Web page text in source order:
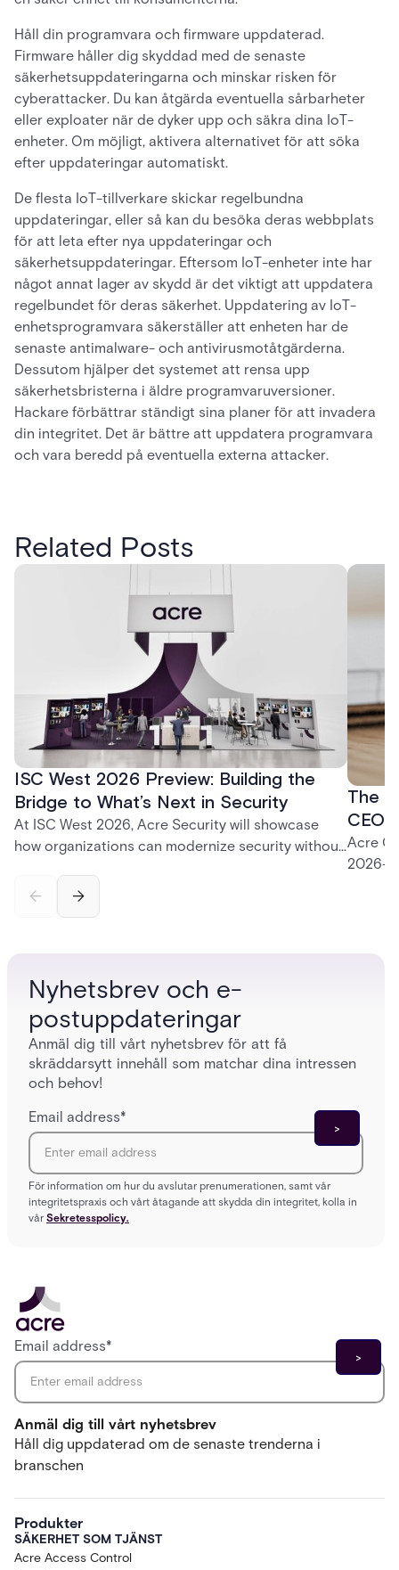
Håll din programvara och firmware uppdaterad.
Firmware håller dig skyddad med de senaste
säkerhetsuppdateringarna och minskar risken för
cyberattacker. Du kan åtgärda eventuella sårbarheter
eller exploater när de dyker upp och säkra dina IoT-
enheter. Om möjligt, aktivera alternativet för att söka
efter uppdateringar automatiskt.
De flesta IoT-tillverkare skickar regelbundna
uppdateringar, eller så kan du besöka deras webbplats
för att leta efter nya uppdateringar och
säkerhetsuppdateringar. Eftersom IoT-enheter inte har
något annat lager av skydd är det viktigt att uppdatera
regelbundet för deras säkerhet. Uppdatering av IoT-
enhetsprogramvara säkerställer att enheten har de
senaste antimalware- och antivirusmotåtgärderna.
Dessutom hjälper det systemet att rensa upp
säkerhetsbristerna i äldre programvaruversioner.
Hackare förbättrar ständigt sina planer för att invadera
din integritet. Det är bättre att uppdatera programvara
och vara beredd på eventuella externa attacker.
Related Posts
ISC West 2026 Preview: Building the
Bridge to What’s Next in Security
At ISC West 2026, Acre Security will showcase
how organizations can modernize security without
the unified One Acre ecosystem, Acre Bridge
creates a practical path between today’s systems
The
CEO
Acre
Nyhetsbrev och e-
postuppdateringar
Anmäl dig till vårt nyhetsbrev för att få
skräddarsytt innehåll som matchar dina intressen
och behov!
Email address*
För information om hur du avslutar prenumerationen, samt vår
integritetspraxis och vårt åtagande att skydda din integritet, kolla in
vår Sekretesspolicy.
Anmäl dig till vårt nyhetsbrev
Håll dig uppdaterad om de senaste trenderna i
branschen
Email address*
Produkter
SÄKERHET SOM TJÄNST
Acre Access Control